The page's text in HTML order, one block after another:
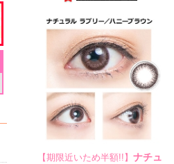
【期限近いため半額!!】 ナチュ